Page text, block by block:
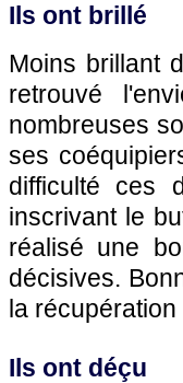
Ils ont brillé
Moins brillant
retrouvé
nombreuses
ses
difficulté ces
inscrivant le
réalisé une
décisives.
la
Ils ont déçu